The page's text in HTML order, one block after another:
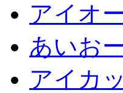
アイオ
あいお
アイカ